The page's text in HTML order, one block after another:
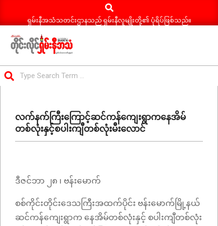
Search
ရှမ်းနီအသံသတင်းဌာနသည် ရှမ်းနီလူမျိုးတို့၏ ပုံရိပ်ဖြစ်သည်။
ရှမ်း
နီ
သတင်း
Menuလက်နက်ကြီးကြောင့်ဆင်ကန်ကျေးရွာကနေအိမ်
တစ်လုံးနှင့်စပါးကျီတစ်လုံးမီးလောင်
ဒီဇင်ဘာ ၂၈ ၊ ဗန်းမောက်
စစ်ကိုင်းတိုင်းဒေသကြီးအထက်ပိုင်း ဗန်းမောက်မြို့နယ်
ဆင်ကန်ကျေးရွာက နေအိမ်တစ်လုံးနှင့် စပါးကျီတစ်လုံး